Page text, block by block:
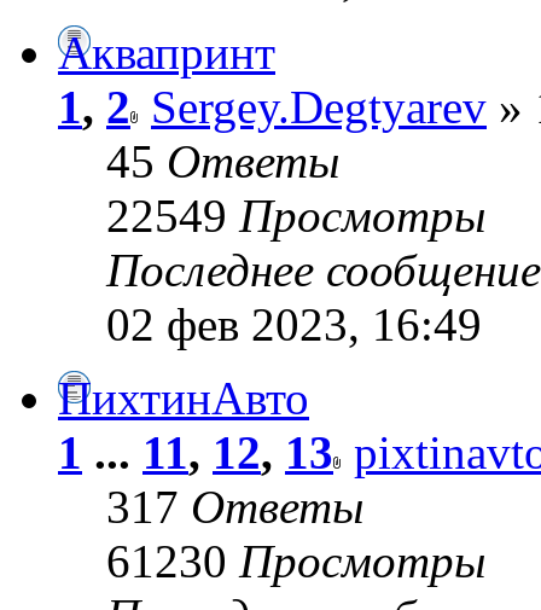
Аквапринт
1, 2 Sergey.Degtyarev »
45 Ответы
22549 Просмотры
Последнее
02 фев 2023, 16:49
ПихтинАвто
1 ... 11, 12, 13
317 Ответы
61230 Просмотры